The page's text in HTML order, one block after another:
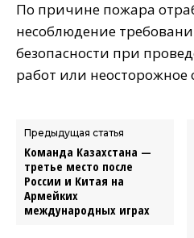
По причине пожара
несоблюдение
безопасности при
работ или
Предыдущая статья
Команда Казахстана —
третье место после
России и Китая на
Армейких
международных играх